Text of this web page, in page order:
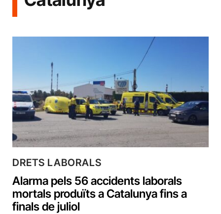
DRETS LABORALS
Alarma pels 56 accidents laborals
mortals produïts a Catalunya fins a
finals de juliol